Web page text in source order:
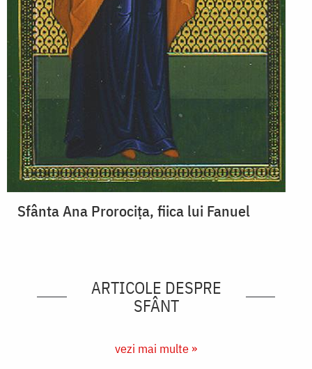
Sfânta Ana Prorocița, fiica lui Fanuel
ARTICOLE DESPRE
SFÂNT
vezi mai multe »